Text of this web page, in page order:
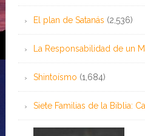
El plan de Satanás (2,536)
La Responsabilidad de un
Shintoísmo (1,684)
Siete Familias de la Biblia: